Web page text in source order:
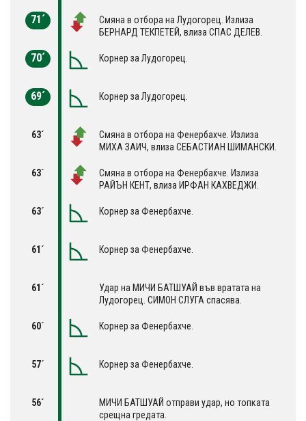
71´
Смяна в отбора на Лудогорец. Излиза
БЕРНАРД ТЕКПЕТЕЙ, влиза СПАС ДЕЛЕВ.
70´ Корнер за Лудогорец.
69´ Корнер за Лудогорец.
63´
Смяна в отбора на Фенербахче. Излиза
МИХА ЗАИЧ, влиза СЕБАСТИАН ШИМАНСКИ.
63´
Смяна в отбора на Фенербахче. Излиза
РАЙЪН КЕНТ, влиза ИРФАН КАХВЕДЖИ.
63´ Корнер за Фенербахче.
61´ Корнер за Фенербахче.
61´
Удар на МИЧИ БАТШУАЙ във вратата на
Лудогорец. СИМОН СЛУГА спасява.
60´ Корнер за Фенербахче.
57´ Корнер за Фенербахче.
56´
МИЧИ БАТШУАЙ отправи удар, но топката
срещна гредата.